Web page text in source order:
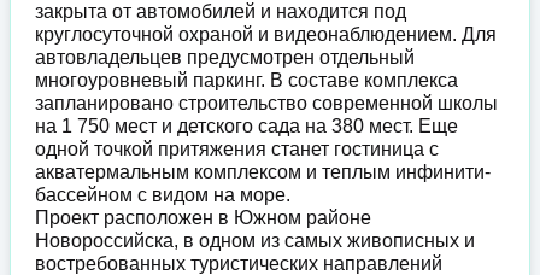
закрыта от автомобилей и находится под
круглосуточной охраной и видеонаблюдением. Для
автовладельцев предусмотрен отдельный
многоуровневый паркинг. В составе комплекса
запланировано строительство современной школы
на 1 750 мест и детского сада на 380 мест. Еще
одной точкой притяжения станет гостиница с
акватермальным комплексом и теплым инфинити-
бассейном с видом на море.
Проект расположен в Южном районе
Новороссийска, в одном из самых живописных и
востребованных туристических направлений